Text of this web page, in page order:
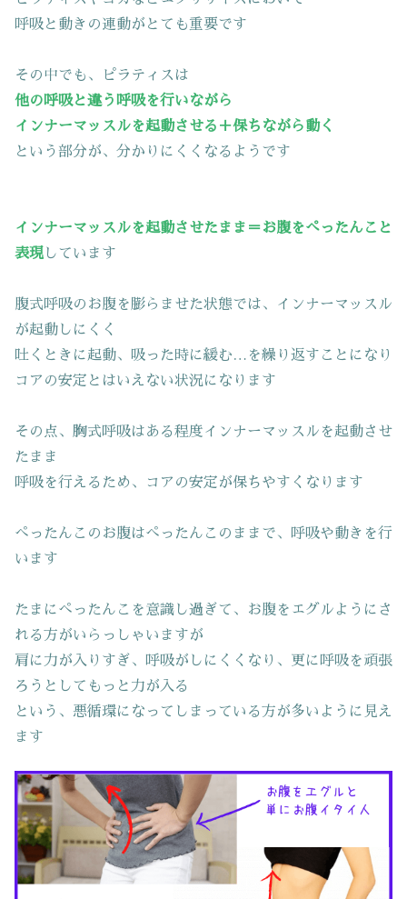
呼吸と動きの連動がとても重要です
その中でも、ピラティスは
他の呼吸と違う呼吸を行いながら
インナーマッスルを起動させる＋保ちながら動く
という部分が、分かりにくくなるようです
インナーマッスルを起動させたまま＝お腹をぺったんこと
表現 しています
腹式呼吸のお腹を膨らませた状態では、インナーマッスル
が起動しにくく
吐くときに起動、吸った時に緩む…を繰り返すことになり
コアの安定とはいえない状況になります
その点、胸式呼吸はある程度インナーマッスルを起動させ
たまま
呼吸を行えるため、コアの安定が保ちやすくなります
ぺったんこのお腹はぺったんこのままで、呼吸や動きを行
います
たまにぺったんこを意識し過ぎて、お腹をエグルようにさ
れる方がいらっしゃいますが
肩に力が入りすぎ、呼吸がしにくくなり、更に呼吸を頑張
ろうとしてもっと力が入る
という、悪循環になってしまっている方が多いように見え
ます